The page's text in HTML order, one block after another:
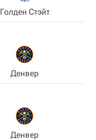
Голден Стэйт
Денвер
Денвер